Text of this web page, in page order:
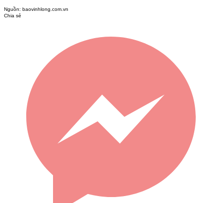
Nguồn: baovinhlong.com.vn
Chia sẻ